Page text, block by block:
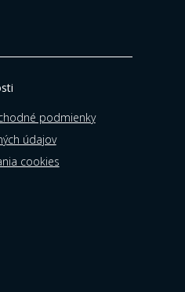
podmienky
údajov
cookies